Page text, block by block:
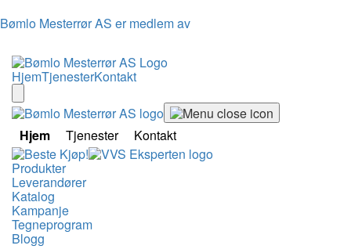
Bømlo Mesterrør AS er medlem av
HjemTjenesterKontakt
Hjem Tjenester
Kontakt
Produkter
Leverandører
Katalog
Kampanje
Tegneprogram
Blogg